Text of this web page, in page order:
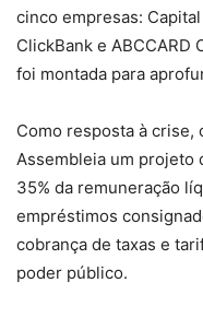
cinco empresas:
ClickBank e ABCCARD
foi montada para
Como resposta à crise,
Assembleia um projeto
35% da remuneração
empréstimos
cobrança de taxas e
poder público.